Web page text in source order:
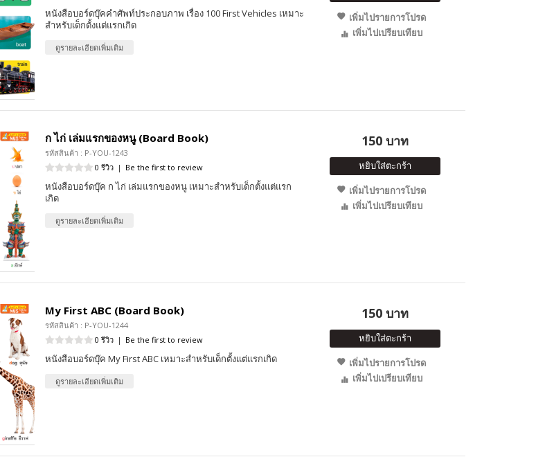
หนังสือบอร์ดบุ๊คคำศัพท์ประกอบภาพ เรื่อง 100 First Vehicles เหมาะ
สำหรับเด็กตั้งแต่แรกเกิด
ดูรายละเอียดเพิ่มเติม
เพิ่มไปรายการโปรด
เพิ่มไปเปรียบเทียบ
ก ไก่ เล่มแรกของหนู (Board Book)
รหัสสินค้า : P-YOU-1243
0 รีวิว | Be the first to review
หนังสือบอร์ดบุ๊ค ก ไก่ เล่มแรกของหนู เหมาะสำหรับเด็กตั้งแต่แรก
เกิด
ดูรายละเอียดเพิ่มเติม
150 บาท
หยิบใส่ตะกร้า
เพิ่มไปรายการโปรด
เพิ่มไปเปรียบเทียบ
My First ABC (Board Book)
รหัสสินค้า : P-YOU-1244
0 รีวิว | Be the first to review
หนังสือบอร์ดบุ๊ค My First ABC เหมาะสำหรับเด็กตั้งแต่แรกเกิด
ดูรายละเอียดเพิ่มเติม
150 บาท
หยิบใส่ตะกร้า
เพิ่มไปรายการโปรด
เพิ่มไปเปรียบเทียบ